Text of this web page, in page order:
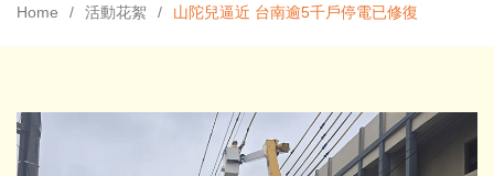
Home 活動花絮 山陀兒逼近 台南逾5千戶停電已修復